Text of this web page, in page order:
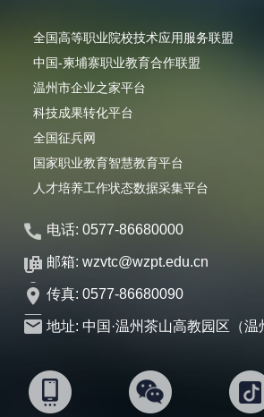
全国高等职业院校技术应用服务联盟
中国-柬埔寨职业教育合作联盟
温州市企业之家平台
科技成果转化平台
全国征兵网
国家职业教育智慧教育平台
人才培养工作状态数据采集平台
电话: 0577-86680000
邮箱: wzvtc@wzpt.edu.cn
传真: 0577-86680090
地址: 中国·温州茶山高教园区（温